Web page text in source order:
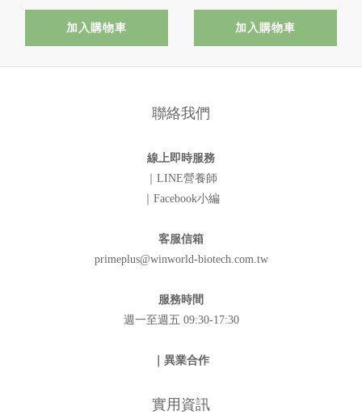
加入購物車 加入購物車
聯絡我們
線上即時服務
｜LINE營養師
｜Facebook小編
客服信箱
primeplus@winworld-biotech.com.tw
服務時間
週一至週五 09:30-17:30
｜異業合作
實用資訊